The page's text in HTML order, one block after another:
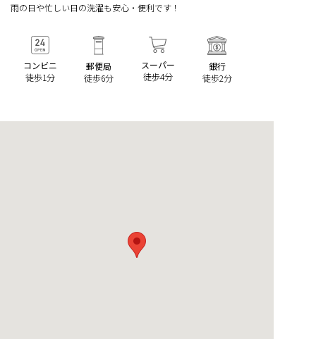
雨の日や忙しい日の洗濯も安心・便利です！
コンビニ
徒歩1分
郵便局
徒歩6分
スーパー
徒歩4分
銀行
徒歩2分